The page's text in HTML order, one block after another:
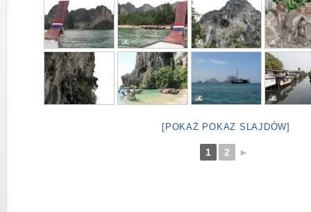
[POKAŻ POKAZ SLAJDÓW]
1 2 ►